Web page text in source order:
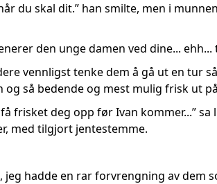
du skal dit.” han smilte, men i
den unge damen ved dine... ehh...
vennligst tenke dem å gå ut en tur
og så bedende og mest mulig frisk ut
få frisket deg opp før Ivan kommer...”
med tilgjort jentestemme.
jeg hadde en rar forvrengning av dem